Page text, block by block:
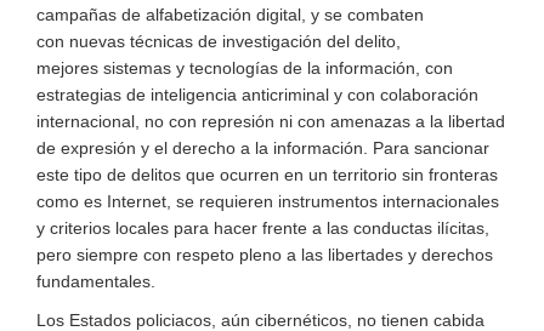
campañas de alfabetización digital, y se combaten
con nuevas técnicas de investigación del delito
mejores sistemas y tecnologías de la información con
estrategias de inteligencia anticriminal y con colaboración
internacional , no con represión ni con amenazas a la libertad
de expresión y el derecho a la información. Para sancionar
este tipo de delitos que ocurren en un territorio sin fronteras
como es Internet, se requieren instrumentos internacionales
y criterios locales para hacer frente a las conductas ilícitas,
pero siempre con respeto pleno a las libertades y derechos
fundamentales.
Los Estados policiacos, aún cibernéticos, no tienen cabida